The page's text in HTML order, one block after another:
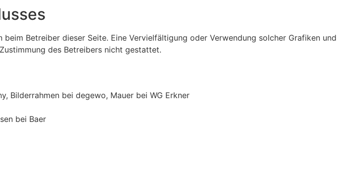
Betreiber dieser Seite. Eine Vervielfältigung oder Verwendung solcher Grafiken und
des Betreibers nicht gestattet.
Bilderrahmen bei degewo, Mauer bei WG Erkner
bei Baer